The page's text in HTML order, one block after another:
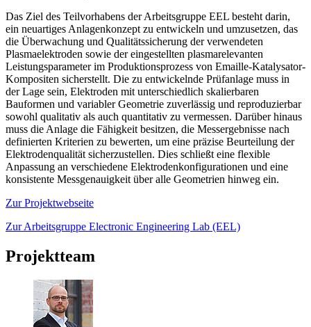
Das Ziel des Teilvorhabens der Arbeitsgruppe EEL besteht darin,
ein neuartiges Anlagenkonzept zu entwickeln und umzusetzen, das
die Überwachung und Qualitätssicherung der verwendeten
Plasmaelektroden sowie der eingestellten plasmarelevanten
Leistungsparameter im Produktionsprozess von Emaille-Katalysator-
Kompositen sicherstellt. Die zu entwickelnde Prüfanlage muss in
der Lage sein, Elektroden mit unterschiedlich skalierbaren
Bauformen und variabler Geometrie zuverlässig und reproduzierbar
sowohl qualitativ als auch quantitativ zu vermessen. Darüber hinaus
muss die Anlage die Fähigkeit besitzen, die Messergebnisse nach
definierten Kriterien zu bewerten, um eine präzise Beurteilung der
Elektrodenqualität sicherzustellen. Dies schließt eine flexible
Anpassung an verschiedene Elektrodenkonfigurationen und eine
konsistente Messgenauigkeit über alle Geometrien hinweg ein.
Zur Projektwebseite
Zur Arbeitsgruppe Electronic Engineering Lab (EEL)
Projektteam